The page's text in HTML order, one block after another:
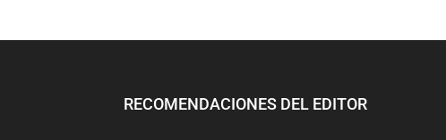
RECOMENDACIONES DEL EDITOR